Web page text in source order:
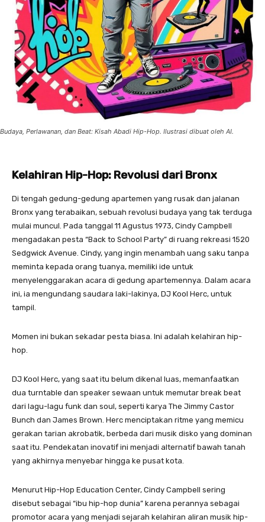
Budaya, Perlawanan, dan Beat: Kisah Abadi Hip-Hop. Ilustrasi dibuat oleh AI.
Kelahiran Hip-Hop: Revolusi dari Bronx
Di tengah gedung-gedung apartemen yang rusak dan jalanan
Bronx yang terabaikan, sebuah revolusi budaya yang tak terduga
mulai muncul. Pada tanggal 11 Agustus 1973, Cindy Campbell
mengadakan pesta “Back to School Party” di ruang rekreasi 1520
Sedgwick Avenue. Cindy, yang ingin menambah uang saku tanpa
meminta kepada orang tuanya, memiliki ide untuk
menyelenggarakan acara di gedung apartemennya. Dalam acara
ini, ia mengundang saudara laki-lakinya, DJ Kool Herc, untuk
tampil.
Momen ini bukan sekadar pesta biasa. Ini adalah kelahiran hip-
hop.
DJ Kool Herc, yang saat itu belum dikenal luas, memanfaatkan
dua turntable dan speaker sewaan untuk memutar break beat
dari lagu-lagu funk dan soul, seperti karya The Jimmy Castor
Bunch dan James Brown. Herc menciptakan ritme yang memicu
gerakan tarian akrobatik, berbeda dari musik disko yang dominan
saat itu. Pendekatan inovatif ini menjadi alternatif bawah tanah
yang akhirnya menyebar hingga ke pusat kota.
Menurut Hip-Hop Education Center, Cindy Campbell sering
disebut sebagai “ibu hip-hop dunia” karena perannya sebagai
promotor acara yang menjadi sejarah kelahiran aliran musik hip-